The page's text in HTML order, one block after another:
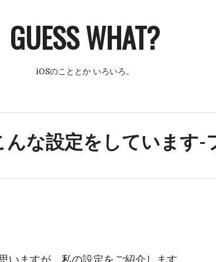
GUESS WHAT?
iOSのこととか いろいろ。
んな設定をしています-
ますが、私の設定をご紹介します。